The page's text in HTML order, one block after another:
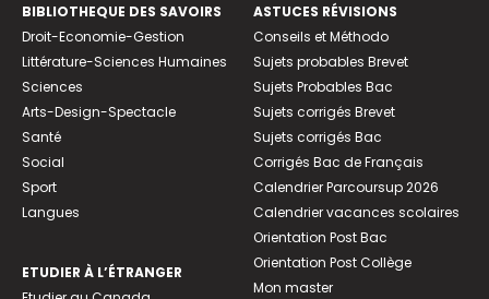
BIBLIOTHEQUE DES SAVOIRS
Droit-Economie-Gestion
Littérature-Sciences Humaines
Sciences
Arts-Design-Spectacle
Santé
Social
Sport
Langues
ETUDIER À L’ÉTRANGER
ASTUCES RÉVISIONS
Conseils et Méthodo
Sujets probables Brevet
Sujets Probables Bac
Sujets corrigés Brevet
Sujets corrigés Bac
Corrigés Bac de Français
Calendrier Parcoursup 2026
Calendrier vacances scolaires
Orientation Post Bac
Orientation Post Collège
Mon master